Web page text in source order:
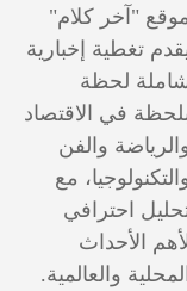
"آخر كلام"
تغطية إخبارية
لحظة
في الاقتصاد
والفن
مع
احترافي
الأحداث
المحلية والعالمية.